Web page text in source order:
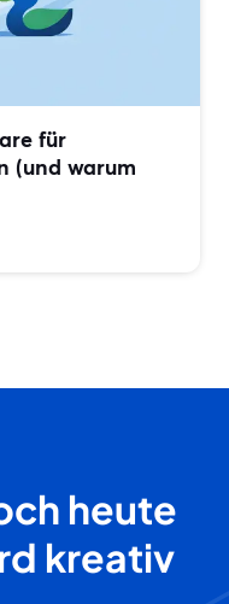
für
(und warum
heute
kreativ